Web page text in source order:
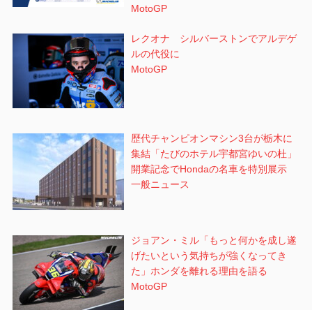
MotoGP
レクオナ シルバーストンでアルデゲ
ルの代役に
MotoGP
歴代チャンピオンマシン3台が栃木に
集結「たびのホテル宇都宮ゆいの杜」
開業記念でHondaの名車を特別展示
一般ニュース
ジョアン・ミル「もっと何かを成し遂
げたいという気持ちが強くなってき
た」ホンダを離れる理由を語る
MotoGP